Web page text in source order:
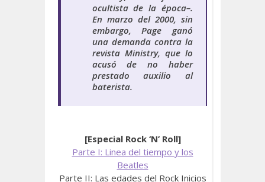
ocultista de la época–.
En marzo del 2000, sin
embargo, Page ganó
una demanda contra la
revista Ministry, que lo
acusó de no haber
prestado auxilio al
baterista.
[Especial Rock ‘N’ Roll]
Parte I: Linea del tiempo y los
Beatles
Parte II: Las edades del Rock Inicios